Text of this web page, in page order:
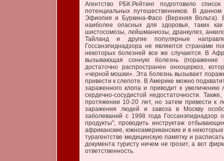
Агентство РБК.Рейтинг подготовило
потенциальных путешественников. В
Эфиопия и Буркина-Фасо (Верхняя
наиболее опасных для здоровья, таких
шистосомозы, лейшманиозы, дранкулез,
Тайланд и другие популярные
Госсанэпиднадзора не являются странами
некоторых болезней все же случаются. В
вызывающая сонную болезнь (поражение
достаточно распространен онхоцеркоз,
«черной мошки». Эта болезнь вызывает
привести к слепоте. В Америке можно
зараженного клопа и приводит к увеличению
сердечно-сосудистой недостаточности.
протяжении 10-20 лет, но затем привести к
заражения людей и завоза в Москву
заболеваний с 1998 года
продукты", проводить инструктаж
африканские, южноамериканские и в
турагентстве медицинскую памятку и
документа туристу ничем не грозит, а вот
ответственность.